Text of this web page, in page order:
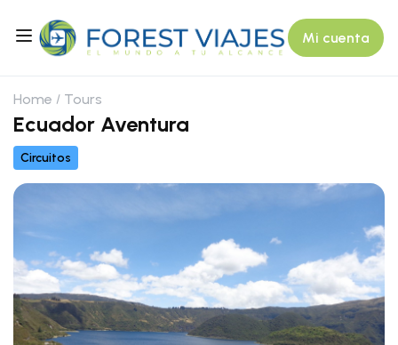
Mi cuenta
Home Tours
Ecuador Aventura
Circuitos